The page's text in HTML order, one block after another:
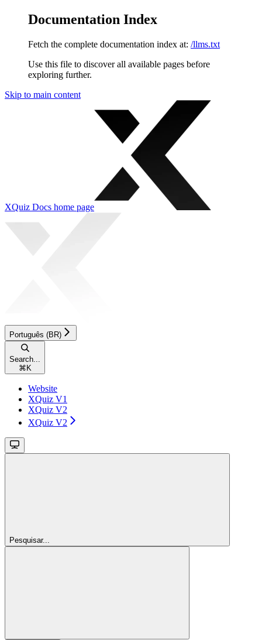
Documentation Index
Fetch the complete documentation index at: /llms.txt
Use this file to discover all available pages before
exploring further.
Skip to main content
XQuiz Docs home page
Português (BR)
Search...
⌘ K
Website
XQuiz V1
XQuiz V2
XQuiz V2
Pesquisar...